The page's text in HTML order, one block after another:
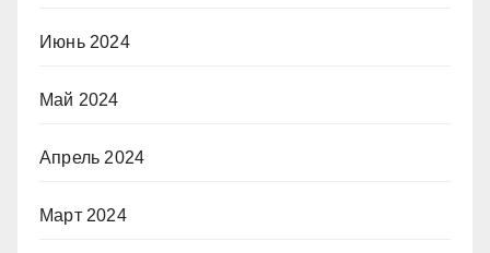
Июнь 2024
Май 2024
Апрель 2024
Март 2024